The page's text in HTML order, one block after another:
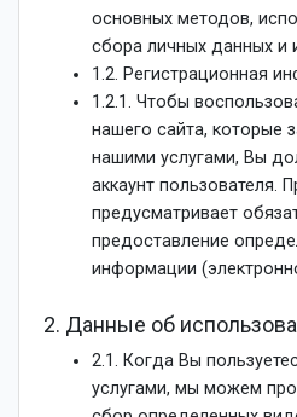
основных методов,
сбора личных данных и
1.2. Регистрационная
1.2.1. Чтобы
нашего сайта, которые
нашими услугами, Вы
аккаунт пользователя.
предусматривает
предоставление
информации
2. Данные об
2.1. Когда Вы
услугами, мы можем